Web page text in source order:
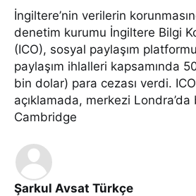
İngiltere’nin verilerin
denetim kurumu İngiltere Bilgi
(ICO), sosyal paylaşım
paylaşım ihlalleri kapsamında
bin dolar) para cezası verdi.
açıklamada, merkezi Londra’da
Cambridge
Şarkul Avsat Türkçe